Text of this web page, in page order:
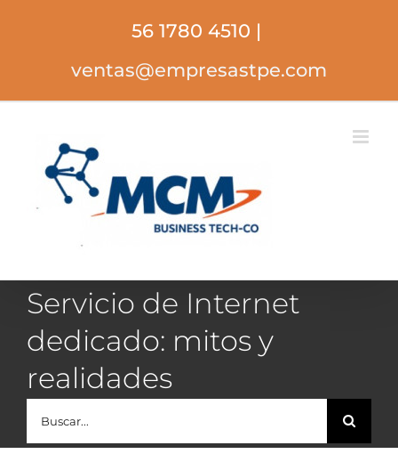
56 1780 4510 |
ventas@empresastpe.com
Servicio de Internet
dedicado: mitos y
realidades